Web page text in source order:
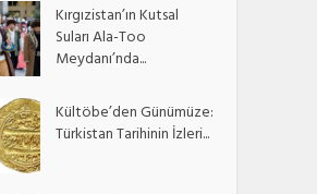
Kırgızistan’ın Kutsal
Suları Ala-Too
Meydanı’nda...
Kültöbe’den Günümüze:
Türkistan Tarihinin İzleri...